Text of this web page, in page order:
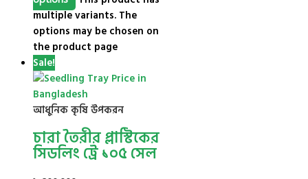
multiple variants. The
options may be chosen on
the product page
Sale!
আধুনিক কৃষি উপকরন
চারা তৈরীর প্লাস্টিকের
সিডলিং ট্রে ১০৫ সেল